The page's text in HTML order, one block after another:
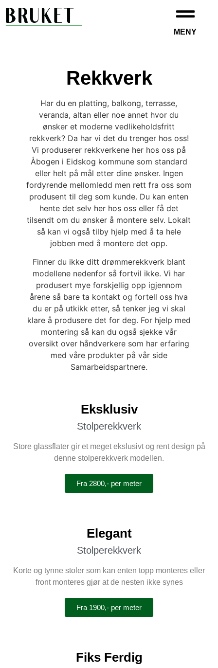
MENY
Rekkverk
Har du en platting, balkong, terrasse,
veranda, altan eller noe annet hvor du
ønsker et moderne vedlikeholdsfritt
rekkverk? Da har vi det du trenger hos oss!
Vi produserer rekkverkene her hos oss på
Åbogen i Eidskog kommune som standard
eller helt på mål etter dine ønsker. Ingen
fordyrende mellomledd men rett fra oss som
produsent til deg som kunde. Du kan enten
hente det selv her hos oss eller få det
tilsendt om du ønsker å montere selv. Lokalt
så kan vi også tilby hjelp med å ta hele
jobben med å montere det opp.
Finner du ikke ditt drømmerekkverk blant
modellene nedenfor så fortvil ikke. Vi har
produsert mye forskjellig opp igjennom
årene så bare ta kontakt og fortell oss hva
du er på utkikk etter, så tenker jeg vi skal
klare å produsere det for deg. For hjelp med
montering så kan du også sjekke vår
oversikt over håndverkere som har erfaring
med våre produkter på vår side
Samarbeidspartnere.
Eksklusiv
Stolperekkverk
Store glassflater gir et meget ekslusivt og rent design på
denne stolperekkverk modellen.
Fra 2800,- per meter
Elegant
Stolperekkverk
Korte og tynne stoler som kan enten topp monteres eller
front monteres gjør at de nesten ikke synes
Fra 1900,- per meter
Fiks Ferdig